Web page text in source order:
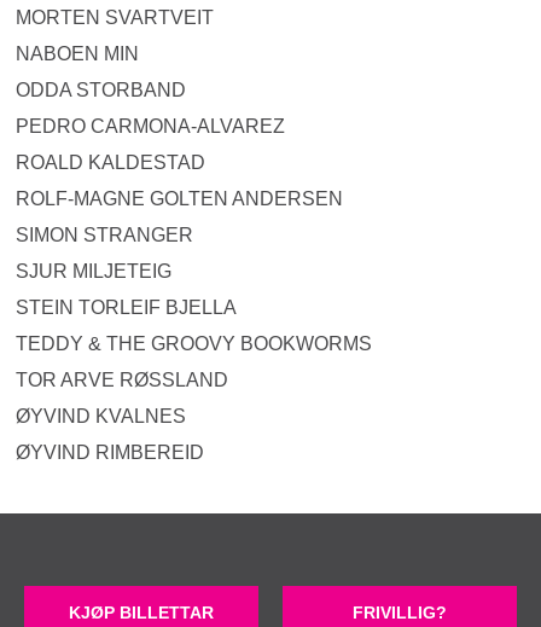
MORTEN SVARTVEIT
NABOEN MIN
ODDA STORBAND
PEDRO CARMONA-ALVAREZ
ROALD KALDESTAD
ROLF-MAGNE GOLTEN ANDERSEN
SIMON STRANGER
SJUR MILJETEIG
STEIN TORLEIF BJELLA
TEDDY & THE GROOVY BOOKWORMS
TOR ARVE RØSSLAND
ØYVIND KVALNES
ØYVIND RIMBEREID
KJØP BILLETTAR FRIVILLIG?